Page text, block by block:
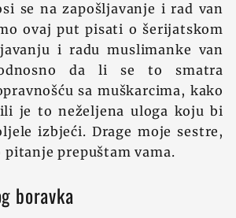
se na zapošljavanje i rad van
ovaj put pisati o šerijatskom
i radu muslimanke van
da li se to smatra
sa muškarcima, kako
je to neželjena uloga koju bi
izbjeći. Drage moje sestre,
pitanje prepuštam vama.
boravka